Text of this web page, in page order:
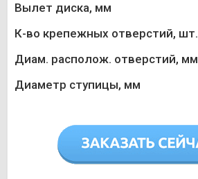
Вылет диска, мм
К-во крепежных отверстий, шт.
Диам. располож. отверстий, мм
Диаметр ступицы, мм